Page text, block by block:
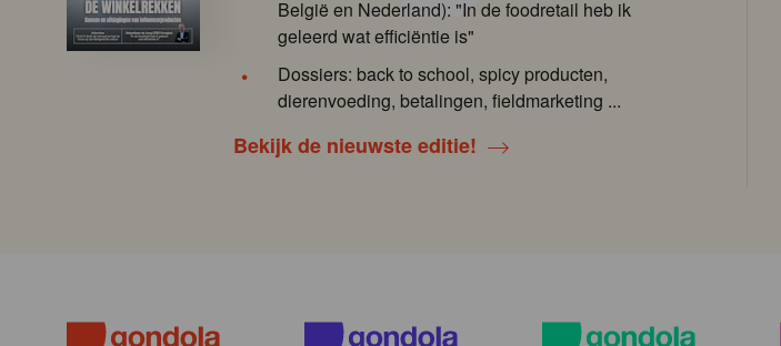
België en Nederland): "In de foodretail heb ik
geleerd wat efficiëntie is"
Dossiers: back to school, spicy producten,
dierenvoeding, betalingen, fieldmarketing ...
Bekijk de nieuwste editie!